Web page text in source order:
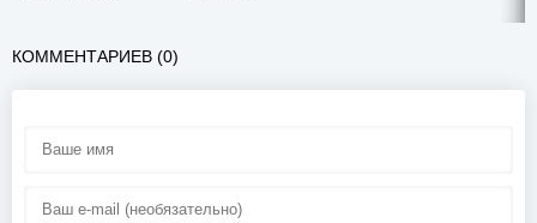
КОММЕНТАРИЕВ (0)